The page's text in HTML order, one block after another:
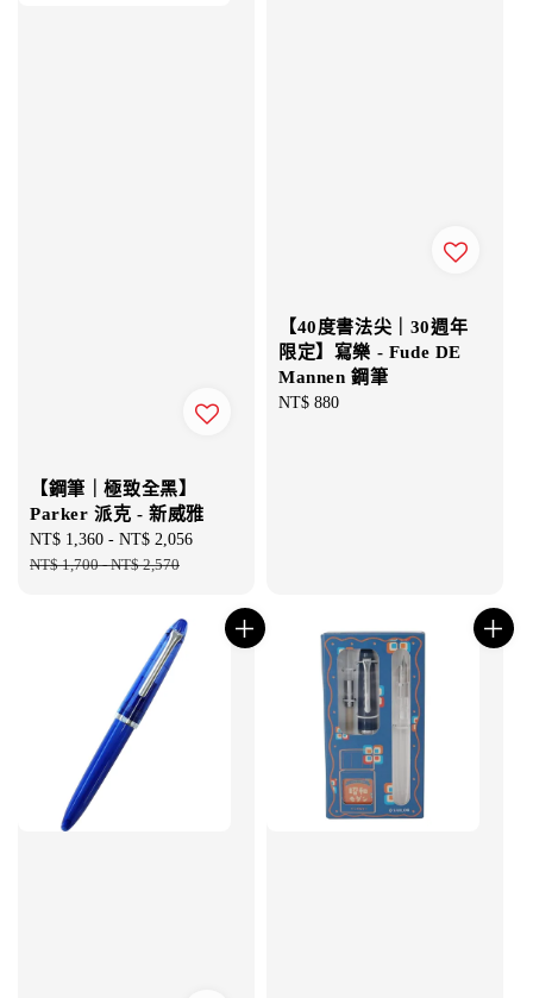
【鋼筆｜極致全黑】
Parker 派克 - 新威雅
Sale
price
NT$ 1,360 - NT$ 2,056
NT$ 1,700-NT$ 2,570
【40度書法尖｜30週年
限定】寫樂 - Fude DE
Mannen 鋼筆
Regular
NT$ 880